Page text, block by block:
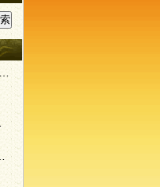
人间四月正芳菲 健康养生顺时“为”